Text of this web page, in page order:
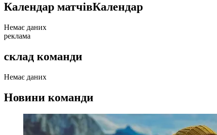
Календар матчівКалендар
Немає даних
реклама
склад команди
Немає даних
Новини команди